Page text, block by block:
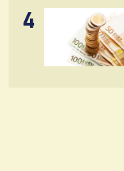
4